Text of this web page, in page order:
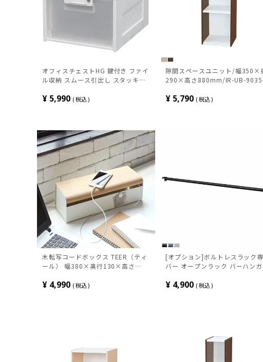
オフィスチェストHG 鍵付き ファイ
ル収納 スムース引出し スタッキン
309mm HG-301KA
¥ 5,990 税込
隙間スペースユニット/幅350×
290×高さ880mm/IR-UB-9035
¥ 5,790 税込
木転写コードボックス TEER（ティ
ール） 幅380×奥行130×高さ
¥ 4,990 税込
[オプション]ボルトレスラック
バー オープンラック バーハンガ
陳列棚 ショップ
¥ 4,900 税込